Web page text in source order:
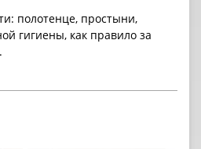
полотенце, простыни,
гигиены, как правило за